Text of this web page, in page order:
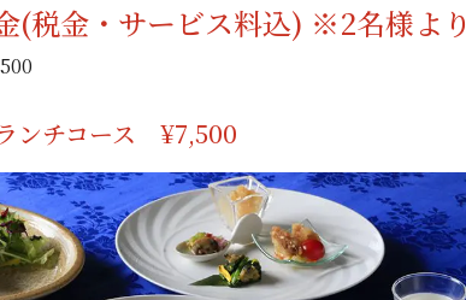
(税金・サービス料込) ※2名様より
ンチコース ¥7,500